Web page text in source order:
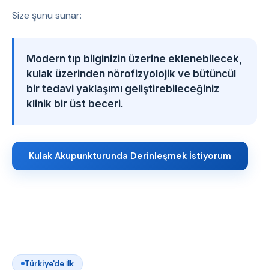
Size şunu sunar:
Modern tıp bilginizin üzerine eklenebilecek,
kulak üzerinden nörofizyolojik ve bütüncül
bir tedavi yaklaşımı geliştirebileceğiniz
klinik bir üst beceri.
Kulak Akupunkturunda Derinleşmek İstiyorum
Türkiye'de İlk